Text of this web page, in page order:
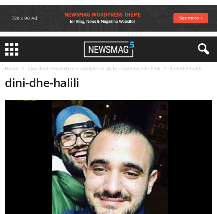
Home Zbardhet ekspertiza e vdekjes se dy te rinjve ne ish-bllok dini-dhe-halili
dini-dhe-halili